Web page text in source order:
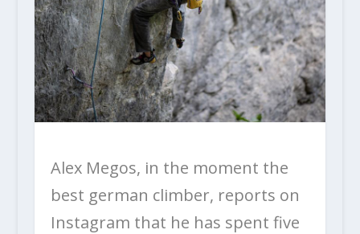
Alex Megos, in the moment the
best german climber, reports on
Instagram that he has spent five